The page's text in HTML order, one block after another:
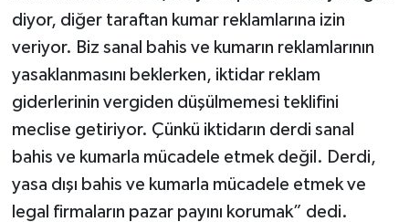
diyor, diğer taraftan kumar reklamlarına izin
veriyor. Biz sanal bahis ve kumarın reklamlarının
yasaklanmasını beklerken, iktidar reklam
giderlerinin vergiden düşülmemesi teklifini
meclise getiriyor. Çünkü iktidarın derdi sanal
bahis ve kumarla mücadele etmek değil. Derdi,
yasa dışı bahis ve kumarla mücadele etmek ve
legal firmaların pazar payını korumak” dedi.